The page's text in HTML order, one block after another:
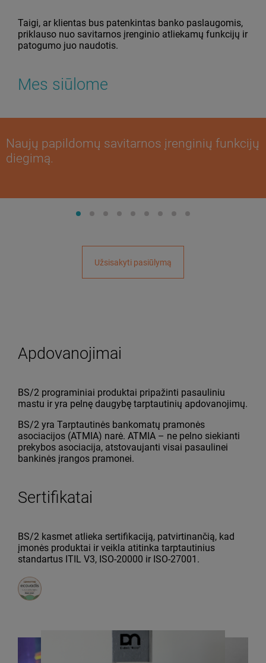
Taigi, ar klientas bus patenkintas banko paslaugomis,
priklauso nuo savitarnos įrenginio atliekamų funkcijų ir
patogumo juo naudotis.
Mes siūlome
Naujų papildomų savitarnos įrenginių funkcijų
diegimą.
Užsisakyti pasiūlymą
Apdovanojimai
BS/2 programiniai produktai pripažinti pasauliniu
mastu ir yra pelnę daugybę tarptautinių apdovanojimų.
BS/2 yra Tarptautinės bankomatų pramonės
asociacijos (ATMIA) narė. ATMIA – ne pelno siekianti
prekybos asociacija, atstovaujanti visai pasaulinei
bankinės įrangos pramonei.
Sertifikatai
BS/2 kasmet atlieka sertifikaciją, patvirtinančią, kad
įmonės produktai ir veikla atitinka tarptautinius
standartus ITIL V3, ISO-20000 ir ISO-27001.